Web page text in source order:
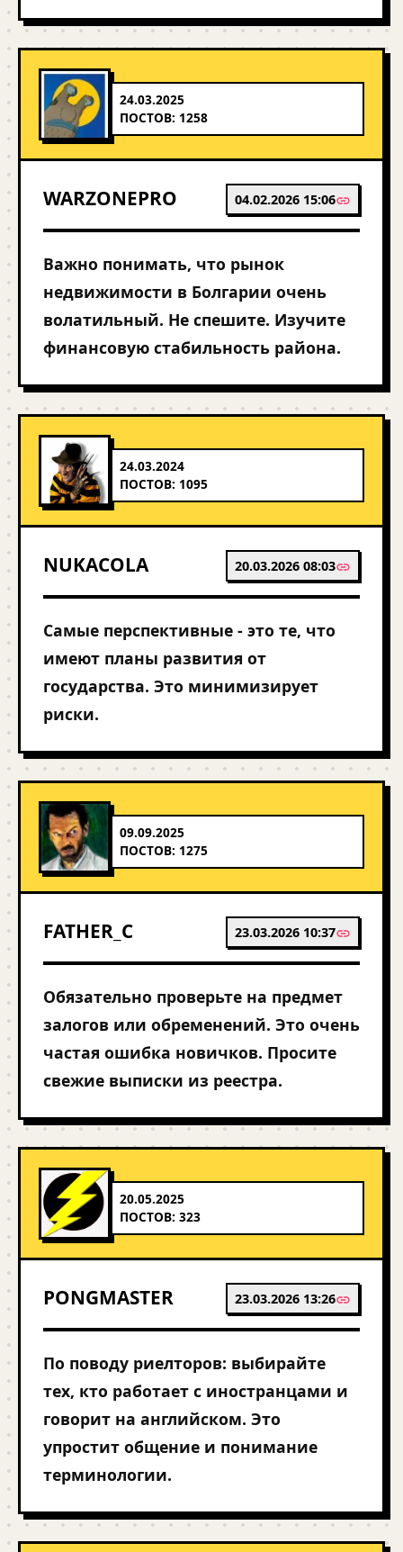
24.03.2025
ПОСТОВ: 1258
WARZONEPRO 04.02.2026 15:06
Важно понимать, что рынок
недвижимости в Болгарии очень
волатильный. Не спешите. Изучите
финансовую стабильность района.
24.03.2024
ПОСТОВ: 1095
NUKACOLA 20.03.2026 08:03
Самые перспективные - это те, что
имеют планы развития от
государства. Это минимизирует
риски.
09.09.2025
ПОСТОВ: 1275
FATHER_C 23.03.2026 10:37
Обязательно проверьте на предмет
залогов или обременений. Это очень
частая ошибка новичков. Просите
свежие выписки из реестра.
20.05.2025
ПОСТОВ: 323
PONGMASTER 23.03.2026 13:26
По поводу риелторов: выбирайте
тех, кто работает с иностранцами и
говорит на английском. Это
упростит общение и понимание
терминологии.